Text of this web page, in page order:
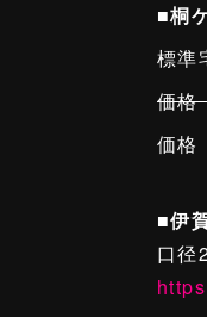
■桐
標準
価格
価格
■伊
口径